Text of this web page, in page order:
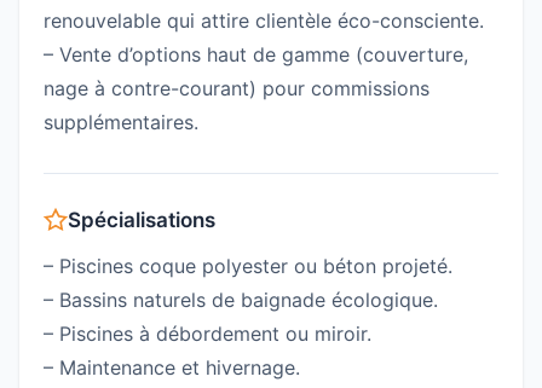
renouvelable qui attire clientèle éco-consciente.
– Vente d’options haut de gamme (couverture,
nage à contre-courant) pour commissions
supplémentaires.
Spécialisations
– Piscines coque polyester ou béton projeté.
– Bassins naturels de baignade écologique.
– Piscines à débordement ou miroir.
– Maintenance et hivernage.